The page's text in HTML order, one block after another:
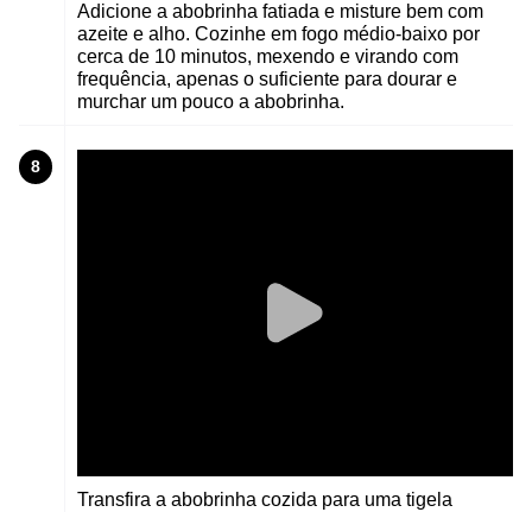
Adicione a abobrinha fatiada e misture bem com
azeite e alho. Cozinhe em fogo médio-baixo por
cerca de 10 minutos, mexendo e virando com
frequência, apenas o suficiente para dourar e
murchar um pouco a abobrinha.
8
Transfira a abobrinha cozida para uma tigela